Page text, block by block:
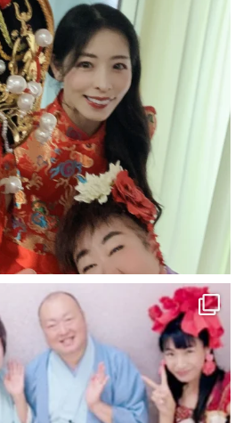
山旅 白浜町・円月島」
様を言い合う
繋がりたい
パッションプリンセス【公式】